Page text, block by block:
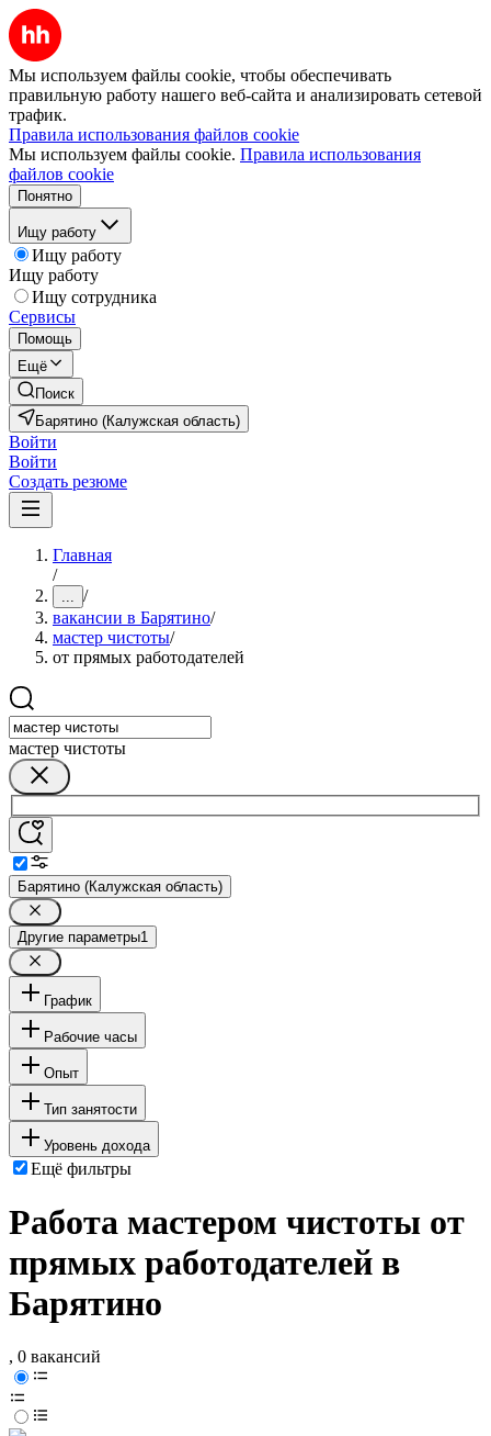
Мы используем файлы cookie, чтобы обеспечивать
правильную работу нашего веб-сайта и анализировать сетевой
трафик.
Правила использования файлов cookie
Мы используем файлы cookie. Правила использования
файлов cookie
Понятно
Ищу работу
Ищу работу
Ищу работу
Ищу сотрудника
Сервисы
Помощь
Ещё
Поиск
Барятино (Калужская область)
Войти
Войти
Создать резюме
Главная
/
... /
вакансии в Барятино/
мастер чистоты/
от прямых работодателей
мастер чистоты
Барятино (Калужская область)
Другие параметры1
График
Рабочие часы
Опыт
Тип занятости
Уровень дохода
Ещё фильтры
Работа мастером чистоты от
прямых работодателей в
Барятино
, 0 вакансий